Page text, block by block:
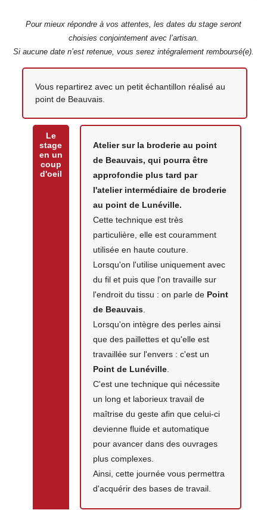
Pour mieux répondre à vos attentes, les dates du stage seront
choisies conjointement avec l’artisan.
Si aucune date n’est retenue, vous serez intégralement remboursé(e).
Vous repartirez avec un petit échantillon réalisé au
point de Beauvais.
Le
stage
en un
coup
d'oeil
Atelier sur la broderie au point
de Beauvais, qui pourra être
approfondie plus tard par
l'atelier intermédiaire de broderie
au point de Lunéville.
Cette technique est très
particulière, elle est couramment
utilisée en haute couture.
Lorsqu'on l'utilise uniquement avec
du fil et puis que l'on travaille sur
l'endroit du tissu : on parle de Point
de Beauvais.
Lorsqu'on intègre des perles ainsi
que des paillettes et qu'elle est
travaillée sur l'envers : c'est un
Point de Lunéville.
C'est une technique qui nécessite
un long et laborieux travail de
maîtrise du geste afin que celui-ci
devienne fluide et automatique
pour avancer dans des ouvrages
plus complexes.
Ainsi, cette journée vous permettra
d'acquérir des bases de travail.